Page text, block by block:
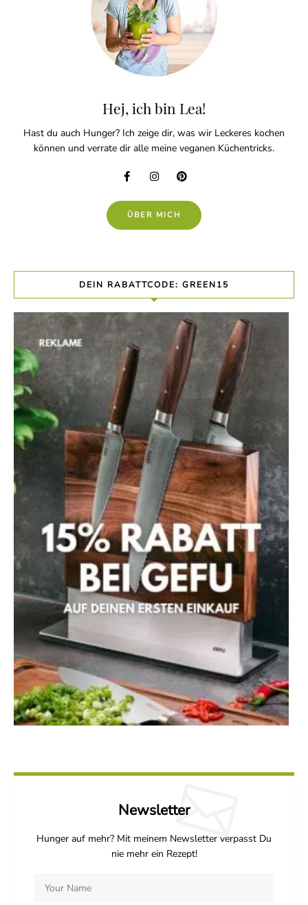
Hej, ich bin Lea!
Hast du auch Hunger? Ich zeige dir, was wir Leckeres kochen
können und verrate dir alle meine veganen Küchentricks.
ÜBER MICH
DEIN RABATTCODE: GREEN15
Newsletter
Hunger auf mehr? Mit meinem Newsletter verpasst Du
nie mehr ein Rezept!